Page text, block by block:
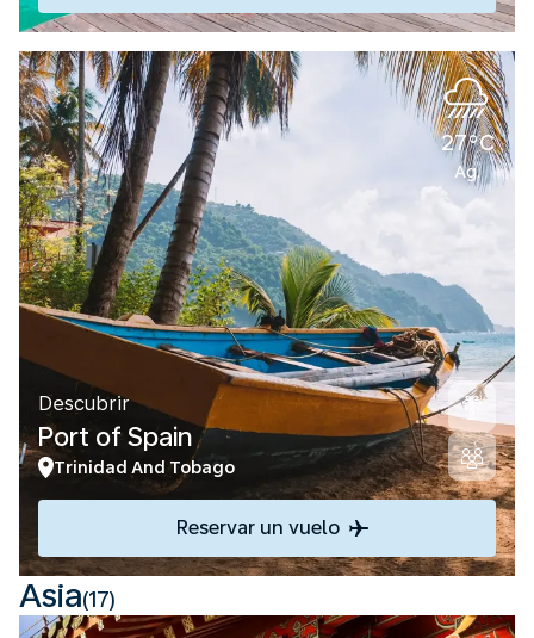
27°C
Ag.
Descubrir
Port of Spain
Trinidad And Tobago
Reservar un vuelo
Asia(17)